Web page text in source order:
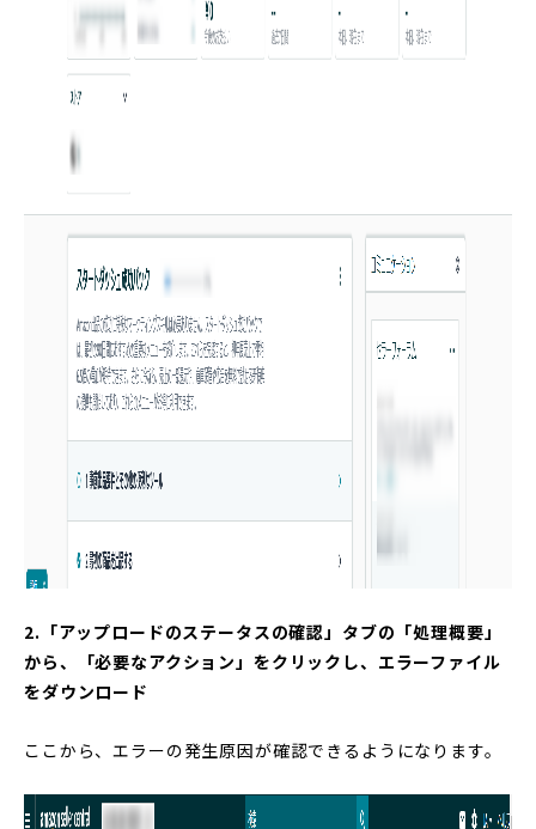
2.「アップロードのステータスの確認」タブの「処理概要」
から、「必要なアクション」をクリックし、 エラーファイル
をダウンロード
ここから、エラーの発生原因が確認できるようになります。